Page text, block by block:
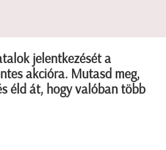
jelentkezését a
akcióra. Mutasd meg,
éld át, hogy valóban több